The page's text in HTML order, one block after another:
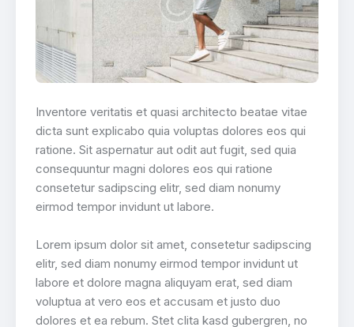
Inventore veritatis et quasi architecto beatae vitae
dicta sunt explicabo quia voluptas dolores eos qui
ratione. Sit aspernatur aut odit aut fugit, sed quia
consequuntur magni dolores eos qui ratione
consetetur sadipscing elitr, sed diam nonumy
eirmod tempor invidunt ut labore.
Lorem ipsum dolor sit amet, consetetur sadipscing
elitr, sed diam nonumy eirmod tempor invidunt ut
labore et dolore magna aliquyam erat, sed diam
voluptua at vero eos et accusam et justo duo
dolores et ea rebum. Stet clita kasd gubergren, no